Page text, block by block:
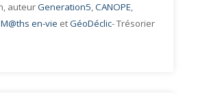
auteurGeneration5,CANOPE,
M@ths en-vie etGéoDéclic- Trésorier